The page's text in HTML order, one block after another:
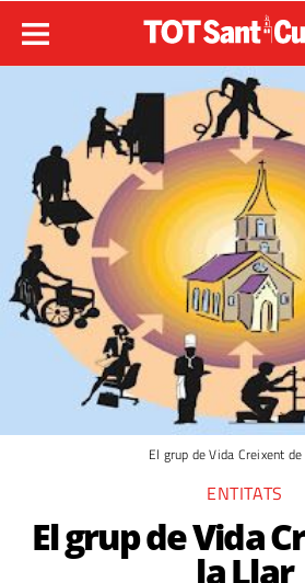
El grup de Vida Creixent
ENTITATS
El grup de Vida
la Llar